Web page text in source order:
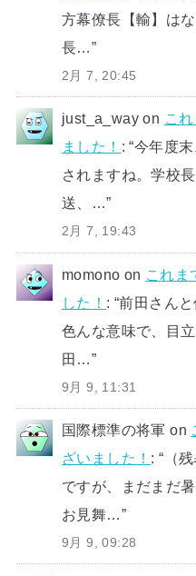
方幕僚長【輸】は
長…”
2月 7, 20:45
just_a_way on こ
ました！ : “今年度
されますね。学校
送、…”
2月 7, 19:43
momono on これま
した！ : “前田さんと
色んな意味で、目
田…”
9月 9, 11:31
国際標準の将軍 on
ざいました！ : “ （
ですが、まだまだ
お見舞…”
9月 9, 09:28